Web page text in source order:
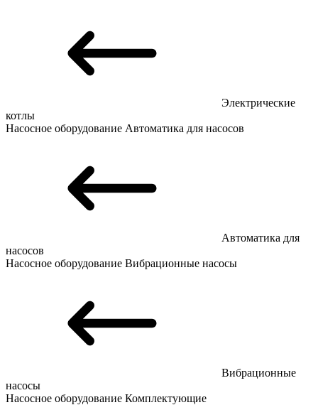
Электрические
котлы
Насосное оборудование Автоматика для насосов
Автоматика для
насосов
Насосное оборудование Вибрационные насосы
Вибрационные
насосы
Насосное оборудование Комплектующие